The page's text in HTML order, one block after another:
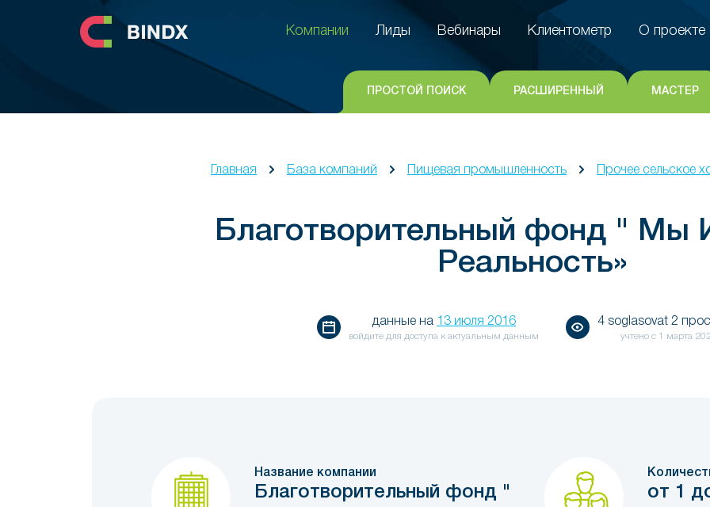
Клиентометр
Компании
Лиды Вебинары Клиентометр О проекте
ПРОСТОЙ ПОИСК РАСШИРЕННЫЙ МАСТЕР
Главная База компаний Пищевая промышленность Прочее сельское
Благотворительный фонд " Мы
Реальность»
данные на 13 июля 2016
войдите для доступа к актуальным данным
4 soglasovat 2
учтено с 1 марта
Название компании
Благотворительный фонд "
от 1